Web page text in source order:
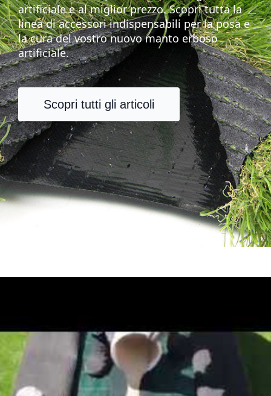
artificiale e al miglior prezzo. Scopri tutta la
linea di accessori indispensabili per la posa e
la cura del vostro nuovo manto erboso
artificiale.
Scopri tutti gli articoli